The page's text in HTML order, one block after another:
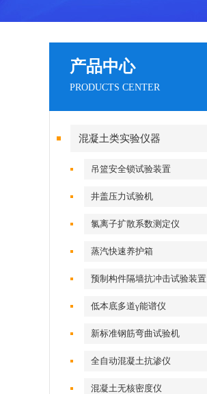
产品中心
PRODUCTS CENTER
混凝土类实验仪器
吊篮安全锁试验装置
井盖压力试验机
氯离子扩散系数测定仪
蒸汽快速养护箱
预制构件隔墙抗冲击试验装置
低本底多道γ能谱仪
新标准钢筋弯曲试验机
全自动混凝土抗渗仪
混凝土无核密度仪